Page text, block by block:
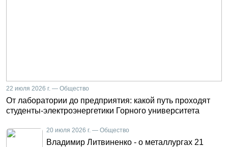
22 июля 2026 г. — Общество
От лаборатории до предприятия: какой путь проходят
студенты-электроэнергетики Горного университета
20 июля 2026 г. — Общество
Владимир Литвиненко - о металлургах 21